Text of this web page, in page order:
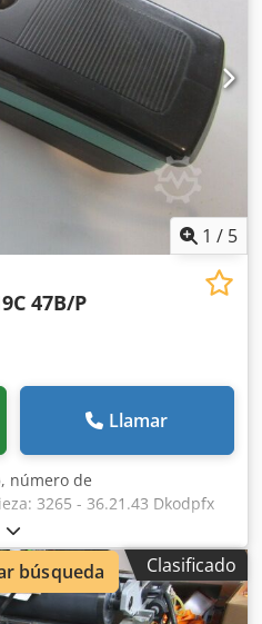
1 / 5
47B/P
Llamar
, número de
3265 - 36.21.43 Dkodpfx
Clasificado
búsqueda